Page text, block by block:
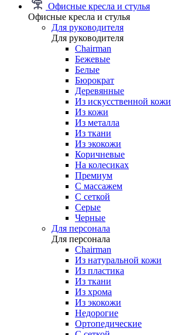
Офисные кресла и стулья
Офисные кресла и стулья
Для руководителя
Для руководителя
Chairman
Бежевые
Белые
Бюрократ
Деревянные
Из искусственной кожи
Из кожи
Из металла
Из ткани
Из экокожи
Коричневые
На колесиках
Премиум
С массажем
С сеткой
Серые
Черные
Для персонала
Для персонала
Chairman
Из натуральной кожи
Из пластика
Из ткани
Из хрома
Из экокожи
Недорогие
Ортопедические